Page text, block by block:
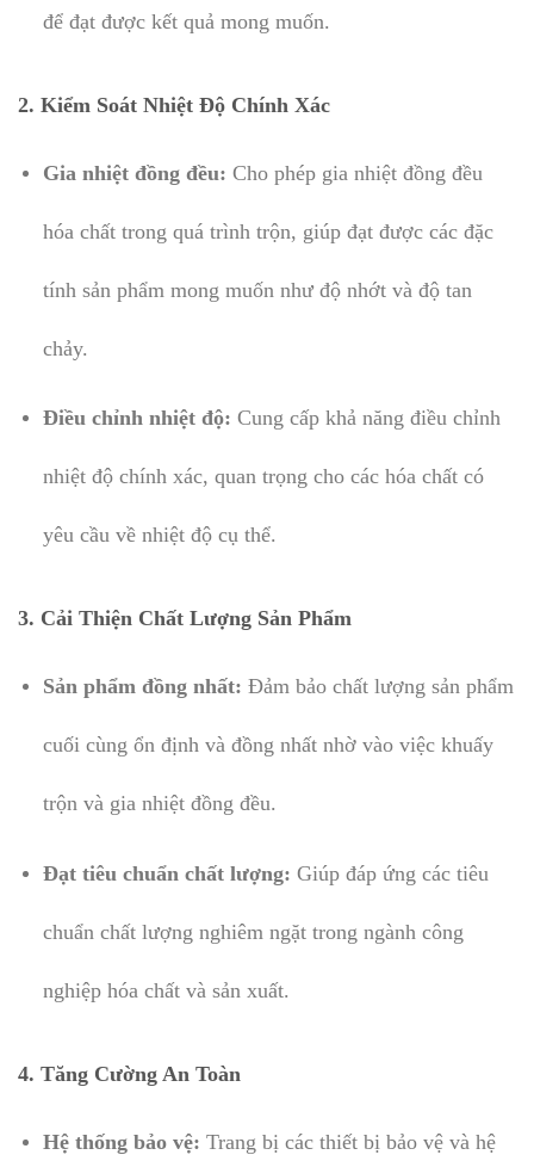
để đạt được kết quả mong muốn.
2. Kiểm Soát Nhiệt Độ Chính Xác
Gia nhiệt đồng đều: Cho phép gia nhiệt đồng đều
hóa chất trong quá trình trộn, giúp đạt được các đặc
tính sản phẩm mong muốn như độ nhớt và độ tan
chảy.
Điều chỉnh nhiệt độ: Cung cấp khả năng điều chỉnh
nhiệt độ chính xác, quan trọng cho các hóa chất có
yêu cầu về nhiệt độ cụ thể.
3. Cải Thiện Chất Lượng Sản Phẩm
Sản phẩm đồng nhất: Đảm bảo chất lượng sản phẩm
cuối cùng ổn định và đồng nhất nhờ vào việc khuấy
trộn và gia nhiệt đồng đều.
Đạt tiêu chuẩn chất lượng: Giúp đáp ứng các tiêu
chuẩn chất lượng nghiêm ngặt trong ngành công
nghiệp hóa chất và sản xuất.
4. Tăng Cường An Toàn
Hệ thống bảo vệ: Trang bị các thiết bị bảo vệ và hệ